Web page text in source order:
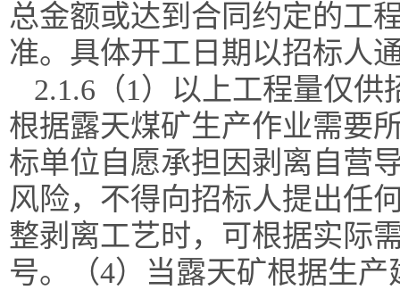
总金额或达到合同约定的工
准。具体开工日期以招标人
2.1.6（1）以上工程量仅
根据露天煤矿生产作业需要
标单位自愿承担因剥离自营
风险，不得向招标人提出任
整剥离工艺时，可根据实际
号。（4）当露天矿根据生